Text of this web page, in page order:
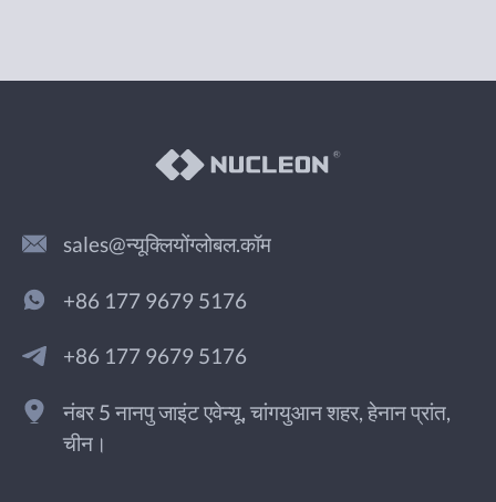
sales@न्यूक्लियोंग्लोबल.कॉम
+86 177 9679 5176
+86 177 9679 5176
नंबर 5 नानपु जाइंट एवेन्यू, चांगयुआन शहर, हेनान प्रांत,
चीन।